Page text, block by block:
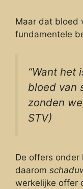
Maar dat bloed
fundamentele
“Want het
bloed van
zonden
STV)
De offers
daarom
werkelijke offer